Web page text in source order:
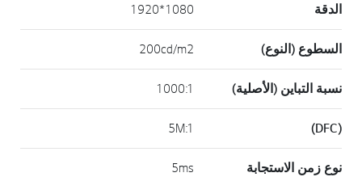
الدقة 1080*1920
السطوع (النوع) 200cd/m2
نسبة التباين (الأصلية) 1000:1
(DFC)
5M:1
نوع زمن الاستجابة
5ms